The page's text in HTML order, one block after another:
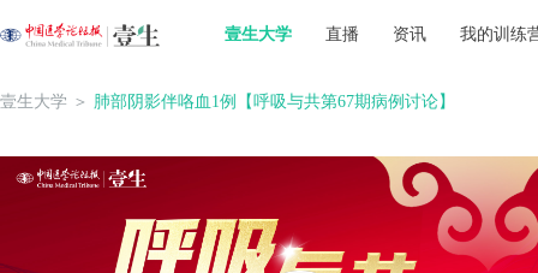
壹生大学 直播 资讯 我的训练
壹生大学 ＞ 肺部阴影伴咯血1例【呼吸与共第67期病例讨论】